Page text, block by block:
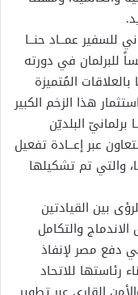
للسفير عمــاد حنــا
للبرلمان في دورته
المُتميزة
هذا الزخم الكبير
برلمانيّ البلديّن
عبر إعــادة تفعيل
والتي تم تشكيلها
بين القيادتين
والتكامل
دفع مصر لإنفاذ
رئاستها للاتحاد